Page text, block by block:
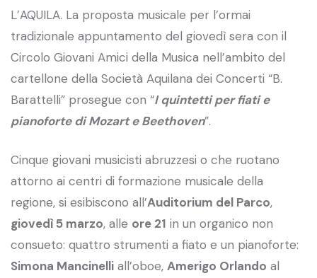
L’AQUILA. La proposta musicale per l’ormai
tradizionale appuntamento del giovedì sera con il
Circolo Giovani Amici della Musica nell’ambito del
cartellone della Società Aquilana dei Concerti “B.
Barattelli” prosegue con “I quintetti per fiati e
pianoforte di Mozart e Beethoven”.
Cinque giovani musicisti abruzzesi o che ruotano
attorno ai centri di formazione musicale della
regione, si esibiscono all’Auditorium del Parco,
giovedì 5 marzo, alle ore 21 in un organico non
consueto: quattro strumenti a fiato e un pianoforte:
Simona Mancinelli all’oboe, Amerigo Orlando al